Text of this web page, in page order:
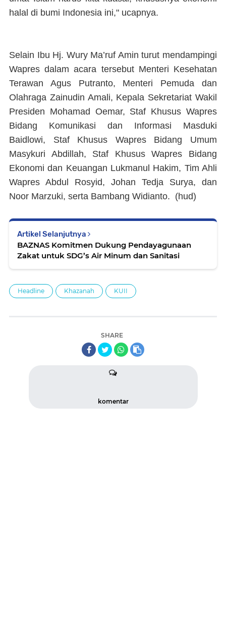
halal di bumi Indonesia ini," ucapnya.
Selain Ibu Hj. Wury Ma’ruf Amin turut mendampingi
Wapres dalam acara tersebut Menteri Kesehatan
Terawan Agus Putranto, Menteri Pemuda dan
Olahraga Zainudin Amali, Kepala Sekretariat Wakil
Presiden Mohamad Oemar, Staf Khusus Wapres
Bidang Komunikasi dan Informasi Masduki
Baidlowi, Staf Khusus Wapres Bidang Umum
Masykuri Abdillah, Staf Khusus Wapres Bidang
Ekonomi dan Keuangan Lukmanul Hakim, Tim Ahli
Wapres Abdul Rosyid, Johan Tedja Surya, dan
Noor Marzuki, serta Bambang Widianto. (hud)
Artikel Selanjutnya
BAZNAS Komitmen Dukung Pendayagunaan
Zakat untuk SDG’s Air Minum dan Sanitasi
Headline Khazanah KUII
SHARE
komentar